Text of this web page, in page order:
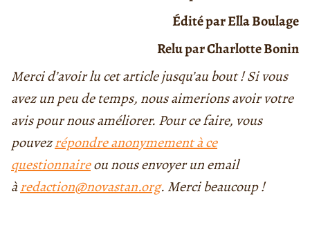
Édité par Ella Boulage
Relu par Charlotte Bonin
Merci d’avoir lu cet article jusqu’au bout ! Si vous
avez un peu de temps, nous aimerions avoir votre
avis pour nous améliorer. Pour ce faire, vous
pouvezrépondre anonymement à ce
questionnaireou nous envoyer un email
àredaction@novastan.org. Merci beaucoup !